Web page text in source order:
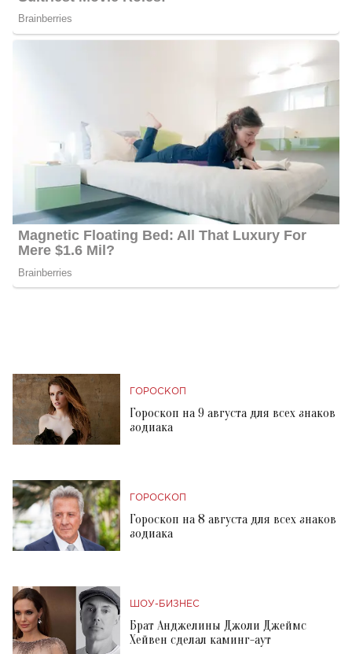
ГОРОСКОП
Гороскоп на 9 августа для всех знаков
зодиака
ГОРОСКОП
Гороскоп на 8 августа для всех знаков
зодиака
ШОУ-БИЗНЕС
Брат Анджелины Джоли Джеймс
Хейвен сделал каминг-аут